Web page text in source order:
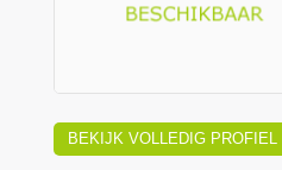
BEKIJK VOLLEDIG PROFIEL